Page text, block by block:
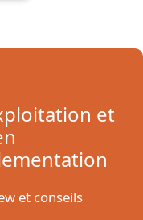
et
et conseils